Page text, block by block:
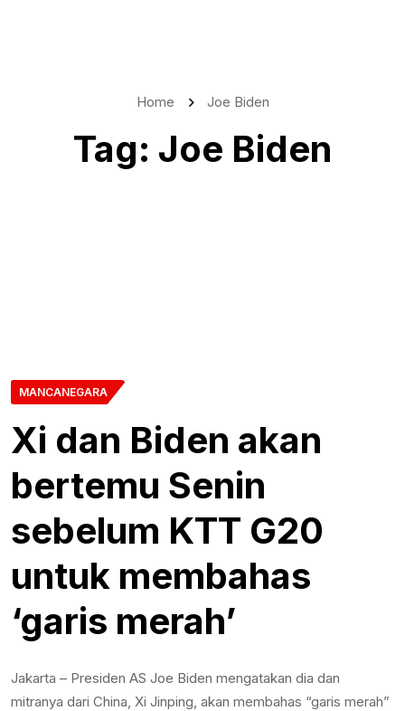
Home Joe Biden
Tag: Joe Biden
MANCANEGARA
Xi dan Biden akan
bertemu Senin
sebelum KTT G20
untuk membahas
‘garis merah’
Jakarta – Presiden AS Joe Biden mengatakan dia dan
mitranya dari China, Xi Jinping, akan membahas “garis merah”